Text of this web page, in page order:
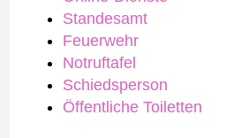
Standesamt
Feuerwehr
Notruftafel
Schiedsperson
Öffentliche Toiletten